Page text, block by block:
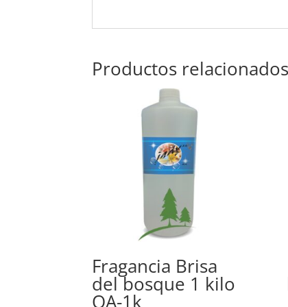
Productos relacionados
Fragancia Brisa
del bosque 1 kilo
QA-1k